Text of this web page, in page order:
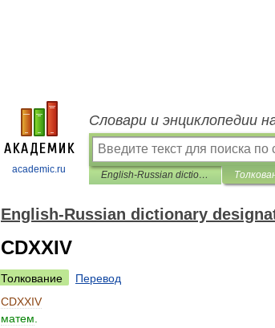
academic.ru
Словари и энциклопедии
English-Russian dictionary designations
English-Russian dictionary
CDXXIV
Толкование
Перевод
CDXXIV
матем